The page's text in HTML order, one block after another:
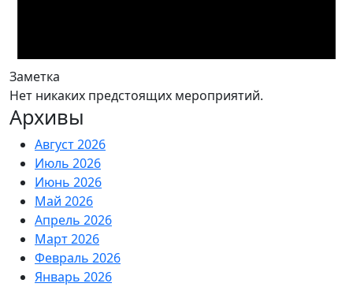
Заметка
Нет никаких предстоящих мероприятий.
Архивы
Август 2026
Июль 2026
Июнь 2026
Май 2026
Апрель 2026
Март 2026
Февраль 2026
Январь 2026